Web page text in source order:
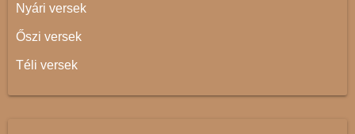
Nyári versek
Őszi versek
Téli versek